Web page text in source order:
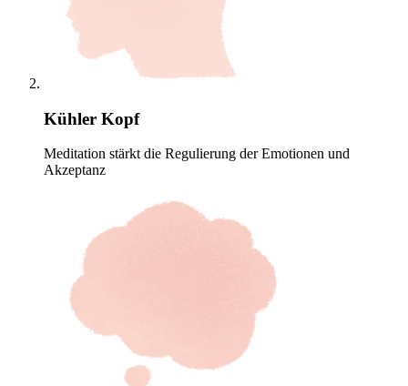
Kühler Kopf
Meditation stärkt die Regulierung der Emotionen und
Akzeptanz